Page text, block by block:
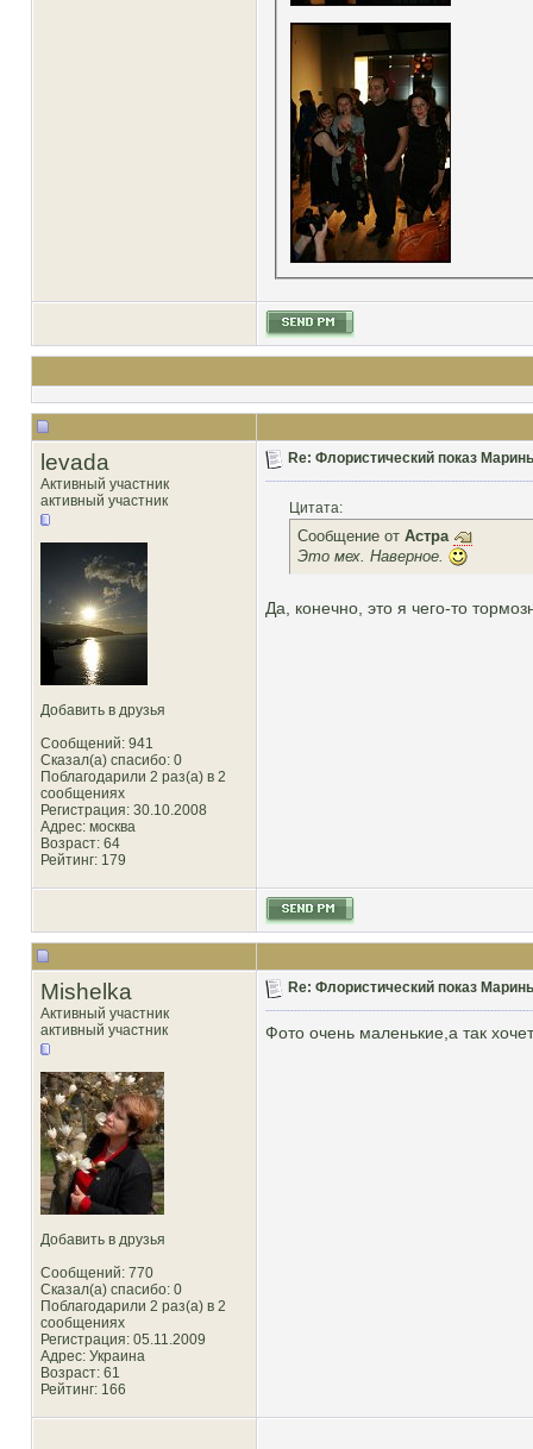
levada
Активный участник
активный участник
Добавить в друзья
Сообщений: 941
Сказал(а) спасибо: 0
Поблагодарили 2 раз(а) в 2
сообщениях
Регистрация: 30.10.2008
Адрес: москва
Возраст: 64
Рейтинг: 179
Re: Флористический показ
Цитата:
Сообщение от Астра
Это мех. Наверное.
Да, конечно, это я чего-то
Mishelka
Активный участник
активный участник
Добавить в друзья
Сообщений: 770
Сказал(а) спасибо: 0
Поблагодарили 2 раз(а) в 2
сообщениях
Регистрация: 05.11.2009
Адрес: Украина
Возраст: 61
Рейтинг: 166
Re: Флористический показ
Фото очень маленькие,а так